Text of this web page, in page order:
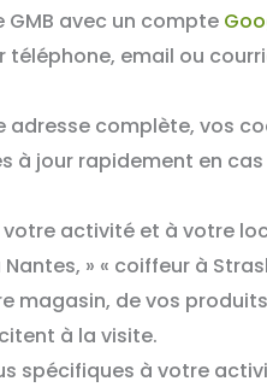
avec un compte
email ou
complète, vos
jour rapidement en
activité et à votre
» « coiffeur à
de vos
à la visite.
spécifiques à votre